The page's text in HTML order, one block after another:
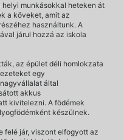
munkásokkal heteken át
a köveket, amit az
használtunk. A
járul hozzá az iskola
az épület déli homlokzata
egy
által
akkus
kivitelezni. A födémek
készülnek.
felé jár, viszont elfogyott az